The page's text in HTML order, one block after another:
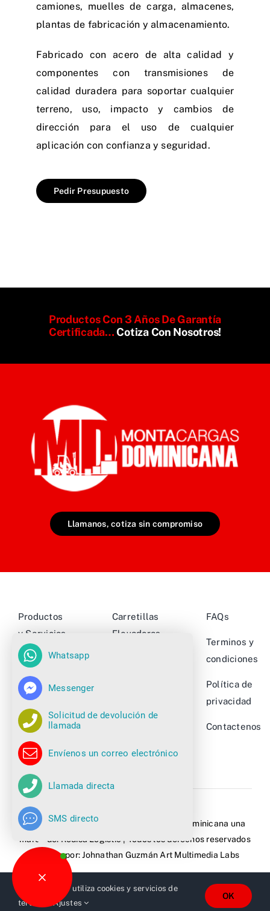
camiones, muelles de carga, almacenes,
plantas de fabricación y almacenamiento.
Fabricado con acero de alta calidad y
componentes con transmisiones de
calidad duradera para soportar cualquier
terreno, uso, impacto y cambios de
dirección para el uso de cualquier
aplicación con confianza y seguridad.
Pedir Presupuesto
Productos Con 3 Años De Garantía
Certificada…Cotiza Con Nosotros!
Llamanos, cotiza sin compromiso
Productos
y Servicios
Nuestros
Clientes
Sobre
Nosotros
Novedades
Carretillas
Elevadoras
FAQs
Terminos y
condiciones
Política de
privacidad
Contactenos
© Copyright 2021 - 2026 | Montacargas Dominicana una
marca de: Redisa Logistic | Todos los derechos reservados
| Design por: Johnathan Guzmán Art Multimedia Labs
Este sitio web utiliza cookies y servicios de
terceros.Ajustes
OK
Whatsapp
Messenger
Solicitud de devolución de
llamada
Envíenos un correo electrónico
Llamada directa
SMS directo